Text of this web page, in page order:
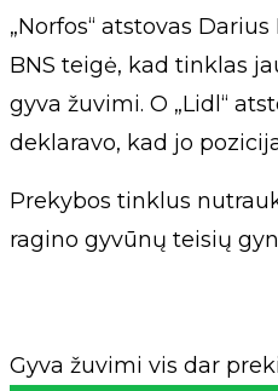
„Norfos“ atstovas
BNS teigė, kad tinklas
gyva žuvimi. O „Lidl“
deklaravo, kad jo
Prekybos tinklus
ragino gyvūnų teisių
Gyva žuvimi vis dar